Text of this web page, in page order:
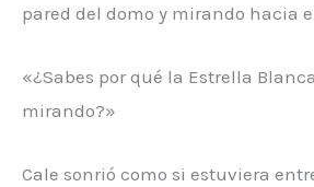
pared del domo y mirando hacia
«¿Sabes por qué la Estrella
mirando?»
Cale sonrió como si estuviera